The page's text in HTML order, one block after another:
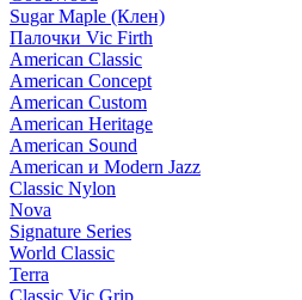
Sugar Maple (Клен)
Палочки Vic Firth
American Classic
American Concept
American Custom
American Heritage
American Sound
American и Modern Jazz
Classic Nylon
Nova
Signature Series
World Classic
Terra
Classic Vic Grip